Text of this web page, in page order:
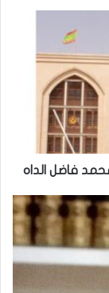
النقيب
للمحامين
محمد فاضل الداه